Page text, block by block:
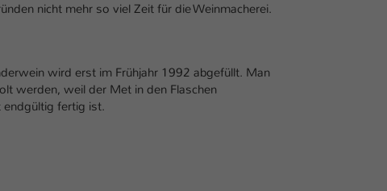
nicht mehr so viel Zeit für die Weinmacherei.
wird erst im Frühjahr 1992 abgefüllt. Man
werden, weil der Met in den Flaschen
fertig ist.